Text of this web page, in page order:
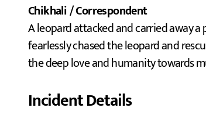
Chikhali / Correspondent
A leopard attacked and carried away
fearlessly chased the leopard and
the deep love and humanity towards
Incident Details